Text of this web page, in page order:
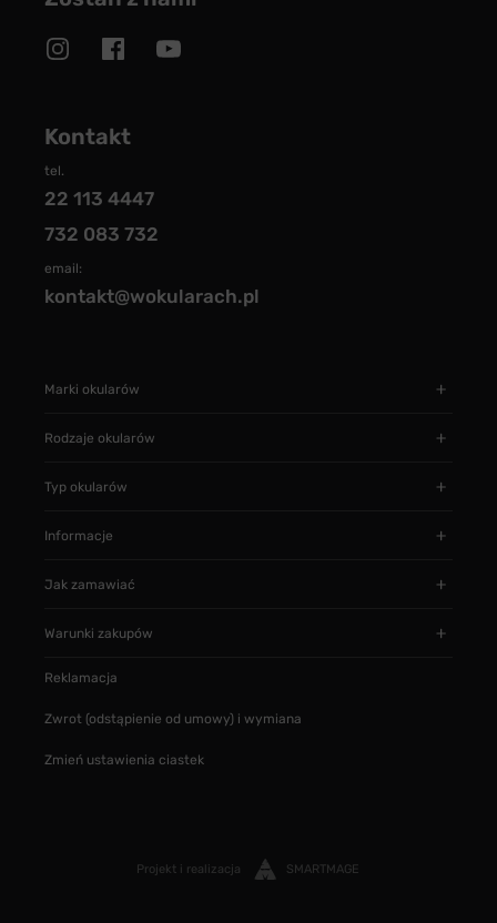
Kontakt
tel.
22 113 4447
732 083 732
email:
kontakt@wokularach.pl
Marki okularów
Rodzaje okularów
Typ okularów
Informacje
Jak zamawiać
Warunki zakupów
Reklamacja
Zwrot (odstąpienie od umowy) i wymiana
Zmień ustawienia ciastek
Projekt i realizacja SMARTMAGE